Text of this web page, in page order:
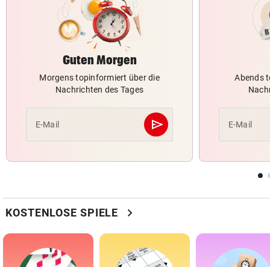
Guten Morgen
Morgens topinformiert über die
Nachrichten des Tages
E-Mail send
Abschicken
Abends
E-Mail
KOSTENLOSE SPIELE chevron_right